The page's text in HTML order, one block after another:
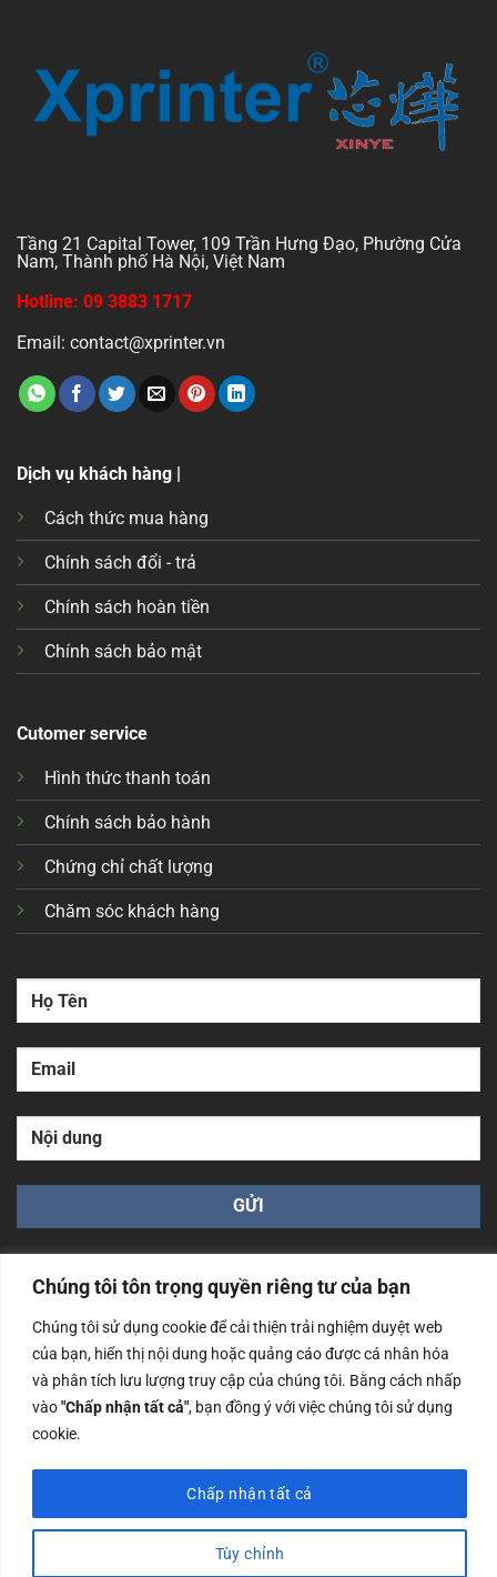
Chúng tôi tôn trọng quyền riêng tư của bạn
Chúng tôi sử dụng cookie để cải thiện trải nghiệm duyệt web
của bạn, hiển thị nội dung hoặc quảng cáo được cá nhân hóa
và phân tích lưu lượng truy cập của chúng tôi. Bằng cách nhấp
vào"Chấp nhận tất cả", bạn đồng ý với việc chúng tôi sử dụng
cookie.
Tùy chỉnh
Chấp nhận tất cả
Tầng 21 Capital Tower, 109 Trần Hưng Đạo, Phường Cửa
Nam, Thành phố Hà Nội, Việt Nam
Hotline: 09 3883 1717
Email: contact@xprinter.vn
Dịch vụ khách hàng |
Cách thức mua hàng
Chính sách đổi - trả
Chính sách hoàn tiền
Chính sách bảo mật
Cutomer service
Hình thức thanh toán
Chính sách bảo hành
Chứng chỉ chất lượng
Chăm sóc khách hàng
Công ty TNHH Nam Bình Xương - Số ĐKKD: 0108783483
cấp ngày 14/06/2019 bởi Sở Kế Hoạch và Đầu Tư Tp. Hà
Nội
Copyrights @2023 Nam Binh Xuong. All Rights Reserved